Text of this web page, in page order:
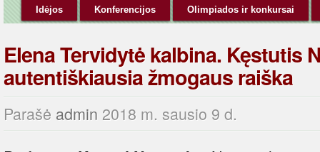
Idėjos Konferencijos Olimpiados ir konkursai
Elena Tervidytė kalbina. Kęstutis
autentiškiausia žmogaus raiška
Parašė admin 2018 m. sausio 9 d.